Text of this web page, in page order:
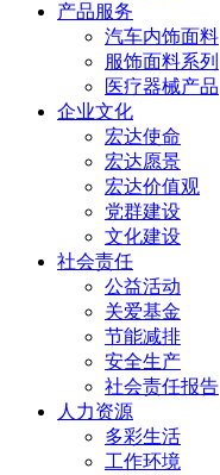
产品服务
汽车内饰面料
服饰面料系列
医疗器械产品
企业文化
宏达使命
宏达愿景
宏达价值观
党群建设
文化建设
社会责任
公益活动
关爱基金
节能减排
安全生产
社会责任报告
人力资源
多彩生活
工作环境